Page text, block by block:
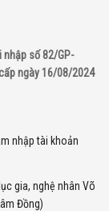
nhập số 82/GP-
ngày 16/08/2024
nhập tài khoản
gia, nghệ nhân Võ
Đồng)